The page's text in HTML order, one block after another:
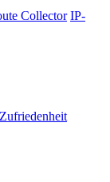
Collector IP-
Zufriedenheit